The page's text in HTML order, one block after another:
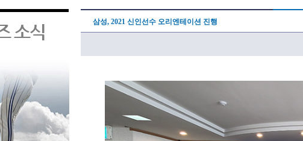
소식 삼성, 2021 신인선수 오리엔테이션 진행